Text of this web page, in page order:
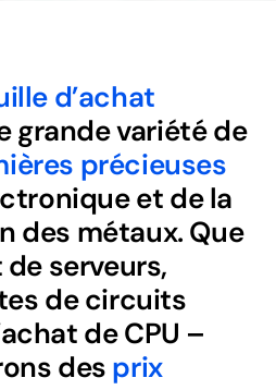
d’achat
grande variété de
précieuses
et de la
des métaux. Que
serveurs,
de circuits
de CPU –
des prix